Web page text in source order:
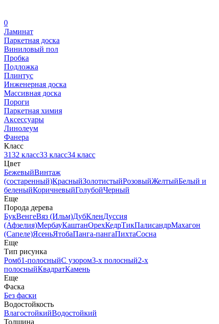
0
Ламинат
Паркетная доска
Виниловый пол
Пробка
Подложка
Плинтус
Инженерная доска
Массивная доска
Пороги
Паркетная химия
Аксессуары
Линолеум
Фанера
Класс
3132 класс33 класс34 класс
Цвет
БежевыйВинтаж
(состаренный)КрасныйЗолотистыйРозовыйЖелтыйБелый и
беленыйКоричневыйГолубойЧерный
Еще
Порода дерева
БукВенгеВяз (Ильм)ДубКленДуссия
(Афзелия)МербауКаштанОрехКедрТикПалисандрМахагон
(Сапеле)ЯсеньЯтобаПанга-пангаПихтаСосна
Еще
Тип рисунка
Ромб1-полосныйС узором3-х полосный2-х
полосныйКвадратКамень
Еще
Фаска
Без фаски
Водостойкость
ВлагостойкийВодостойкий
Толщина